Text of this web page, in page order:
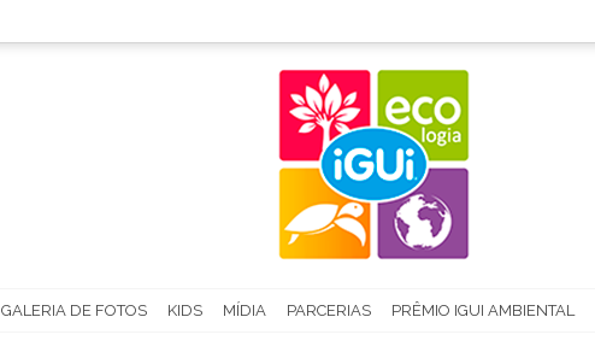
GALERIA DE FOTOS KIDS MÍDIA PARCERIAS PRÊMIO IGUI AMBIENTAL